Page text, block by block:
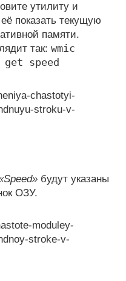
утилиту и
показать текущую
памяти.
так: wmic
get speed
будут указаны
ОЗУ.